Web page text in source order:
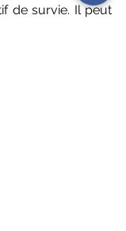
de survie. Il peut